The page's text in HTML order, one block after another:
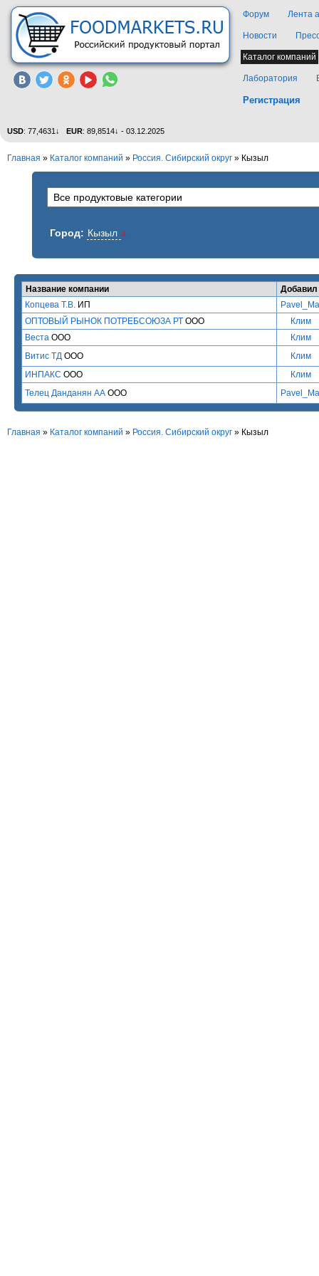
Форум Лента
Новости
Каталог компаний
Лаборатория
Регистрация
USD: 77,4631↓ EUR: 89,8514↓ - 03.12.2025
Главная » Каталог компаний » Россия. Сибирский округ » Кызыл
Город: Кызыл x
Название компании
Добавил
Копцева Т.В. ИП
ОПТОВЫЙ РЫНОК ПОТРЕБСОЮЗА РТ ООО
Клим
Веста ООО
Клим
Витис ТД ООО
Клим
ИНПАКС ООО
Клим
Телец Данданян АА ООО
Главная » Каталог компаний » Россия. Сибирский округ » Кызыл